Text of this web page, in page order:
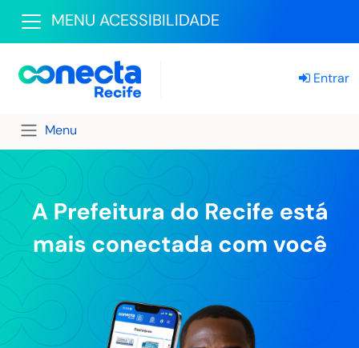
MENU ACESSIBILIDADE
Entrar
Menu